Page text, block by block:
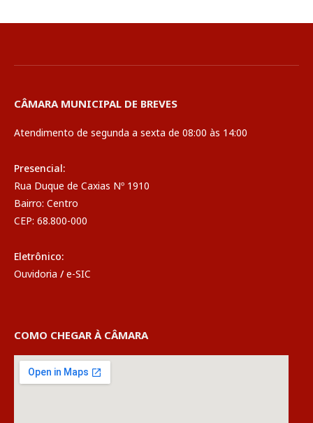
CÂMARA MUNICIPAL DE BREVES
Atendimento de segunda a sexta de 08:00 às 14:00
Presencial:
Rua Duque de Caxias Nº 1910
Bairro: Centro
CEP: 68.800-000
Eletrônico:
Ouvidoria / e-SIC
COMO CHEGAR À CÂMARA